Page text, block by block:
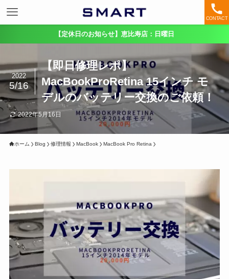
CONTACT
【定休日のお知らせ】恵比寿店：日曜日
【即日修理レポ】
MacBookProRetina 15インチ モ
デルのバッテリー交換のご依頼！
2022
5/16
2022年5月16日
ホーム Blog 修理情報 MacBook MacBook Pro Retina